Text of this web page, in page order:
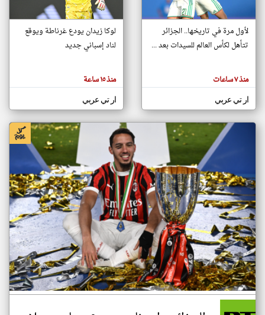
تغيير الدولة
اخبار الجزائر على مدار الساعة
أهم اخبار الجزائر العاجلة والمباشرة
هنا عن
وجهة
نظر
كاتبيها.
لأول مرة في تاريخها.. الجزائر
تتأهل لكأس العالم للسيدات بعد ...
منذ ٧ ساعات
ار تي عربي
لوكا زيدان يودع غرناطة ويوقع
لناد إسباني جديد
منذ ١٥ ساعة
ار تي عربي
klyoum.com